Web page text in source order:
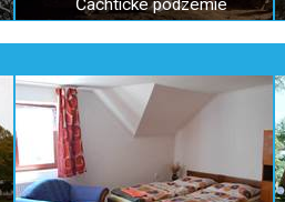
Čachtické podzemie